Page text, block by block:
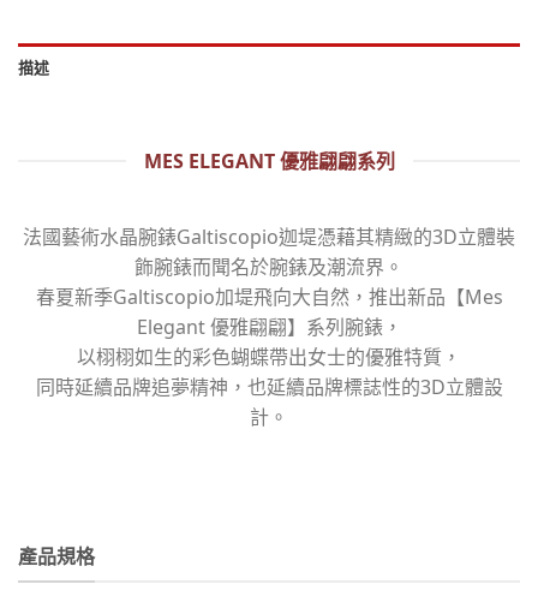
描述
MES ELEGANT 優雅翩翩系列
法國藝術水晶腕錶Galtiscopio迦堤憑藉其精緻的3D立體裝
飾腕錶而聞名於腕錶及潮流界。
春夏新季Galtiscopio加堤飛向大自然，推出新品【Mes
Elegant 優雅翩翩】系列腕錶，
以栩栩如生的彩色蝴蝶帶出女士的優雅特質，
同時延續品牌追夢精神，也延續品牌標誌性的3D立體設
計。
產品規格